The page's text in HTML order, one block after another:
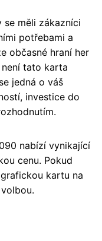
měli zákazníci
potřebami a
občasné hraní her
tato karta
jedná o váš
investice do
nabízí vynikající
cenu. Pokud
kartu na